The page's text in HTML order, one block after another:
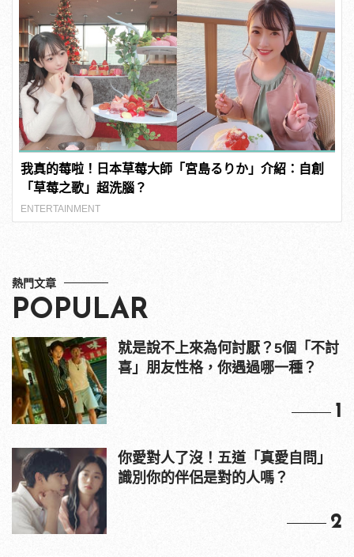
我真的莓啦！日本草莓大師「宮島るりか」介紹：自創
「草莓之歌」超洗腦？
ENTERTAINMENT
熱門文章
POPULAR
就是說不上來為何討厭？5個「不討
喜」朋友性格，你遇過哪一種？
1
你愛對人了沒！五道「真愛自問」
識別你的伴侶是對的人嗎？
2